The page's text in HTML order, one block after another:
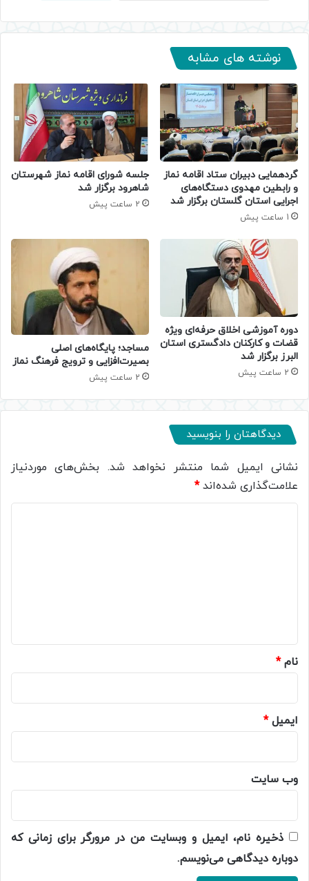
نوشته های مشابه
گردهمایی دبیران ستاد اقامه نماز
و رابطین مهدوی دستگاه‌های
اجرایی استان گلستان برگزار شد
1 ساعت پیش
جلسه شورای اقامه نماز شهرستان
شاهرود برگزار شد
2 ساعت پیش
دوره آموزشی اخلاق حرفه‌ای ویژه
قضات و کارکنان دادگستری استان
البرز برگزار شد
2 ساعت پیش
​مساجد؛ پایگاه‌های اصلی
بصیرت‌افزایی و ترویج فرهنگ نماز
2 ساعت پیش
دیدگاهتان را بنویسید
نشانی ایمیل شما منتشر نخواهد شد. بخش‌های موردنیاز
علامت‌گذاری شده‌اند*
نام*
ایمیل*
وب‌ سایت
ذخیره نام، ایمیل و وبسایت من در مرورگر برای زمانی که
دوباره دیدگاهی می‌نویسم.